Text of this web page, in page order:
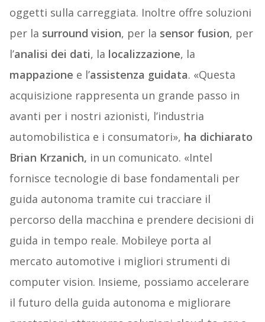
oggetti sulla carreggiata. Inoltre offre soluzioni
per la surround vision, per la sensor fusion, per
l’analisi dei dati, la localizzazione, la
mappazione e l’assistenza guidata. «Questa
acquisizione rappresenta un grande passo in
avanti per i nostri azionisti, l’industria
automobilistica e i consumatori», ha dichiarato
Brian Krzanich, in un comunicato. «Intel
fornisce tecnologie di base fondamentali per
guida autonoma tramite cui tracciare il
percorso della macchina e prendere decisioni di
guida in tempo reale. Mobileye porta al
mercato automotive i migliori strumenti di
computer vision. Insieme, possiamo accelerare
il futuro della guida autonoma e migliorare